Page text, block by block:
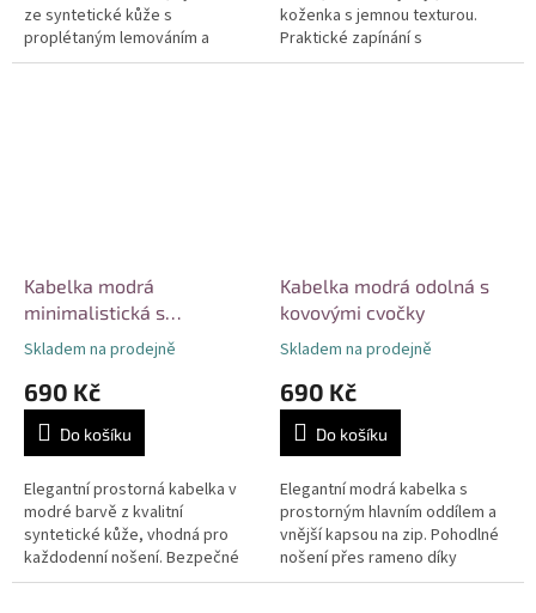
ze syntetické kůže s
proplétaným lemováním a
stříbrnými nýty. Kompaktní
koženka s jemnou texturou.
Praktické zapínání s
bambusovým detailem, pevné
Kabelka modrá
minimalistická s
praktickými kapsami
Skladem na prodejně
690 Kč
Do košíku
Elegantní prostorná kabelka v
modré barvě z kvalitní
syntetické kůže, vhodná pro
každodenní nošení. Bezpečné
uzavírání na zip, praktické vnější
Kabelka modrá odolná s
kovovými cvočky
Skladem na prodejně
690 Kč
Do košíku
Elegantní modrá kabelka s
prostorným hlavním oddílem a
vnější kapsou na zip. Pohodlné
nošení přes rameno díky
pevnému uchu, minimalistický